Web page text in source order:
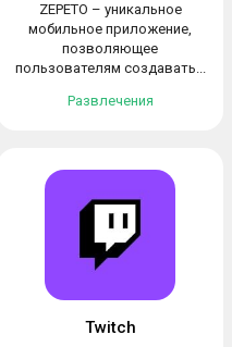
ZEPETO – уникальное
мобильное приложение,
позволяющее
пользователям создавать...
Развлечения
Twitch